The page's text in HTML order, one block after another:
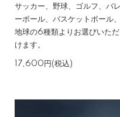
サッカー、野球、ゴルフ、バレ
ーボール、バスケットボール、
地球の6種類よりお選びいただ
けます。
17,600円(税込)